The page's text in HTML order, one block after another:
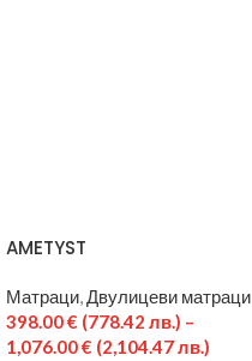
AMETYST
Матраци,Двулицеви матраци
398.00€ (778.42 лв.) –
1,076.00€ (2,104.47 лв.)